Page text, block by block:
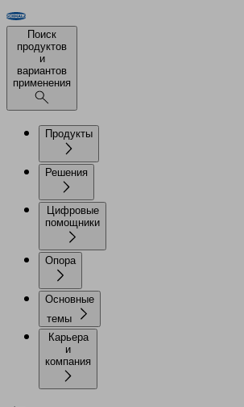
Поиск
продуктов
и
вариантов
применения
Продукты
Решения
Цифровые
помощники
Опора
Основные
темы
Карьера
и
компания